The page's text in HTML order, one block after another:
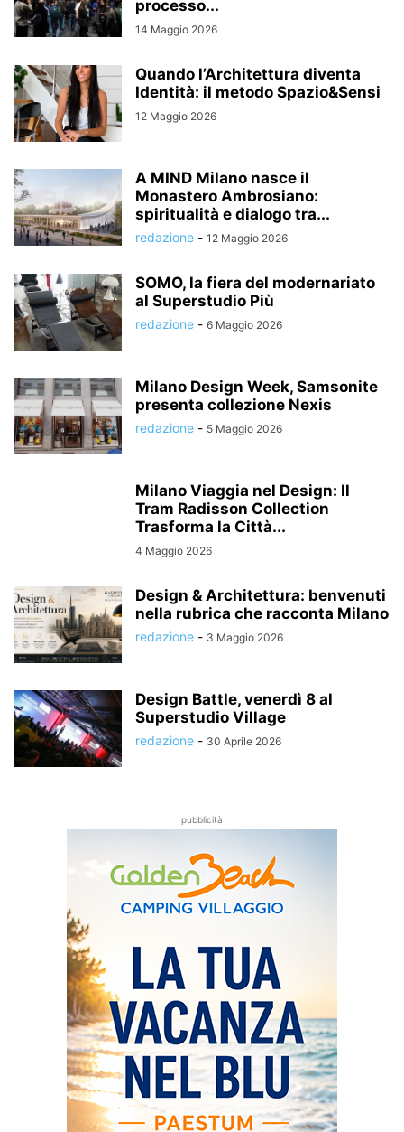
processo...
14 Maggio 2026
Quando l’Architettura diventa
Identità: il metodo Spazio&Sensi
12 Maggio 2026
A MIND Milano nasce il
Monastero Ambrosiano:
spiritualità e dialogo tra...
redazione - 12 Maggio 2026
SOMO, la fiera del modernariato
al Superstudio Più
redazione - 6 Maggio 2026
Milano Design Week, Samsonite
presenta collezione Nexis
redazione - 5 Maggio 2026
Milano Viaggia nel Design: Il
Tram Radisson Collection
Trasforma la Città...
4 Maggio 2026
Design & Architettura: benvenuti
nella rubrica che racconta Milano
redazione - 3 Maggio 2026
Design Battle, venerdì 8 al
Superstudio Village
redazione - 30 Aprile 2026
pubblicità